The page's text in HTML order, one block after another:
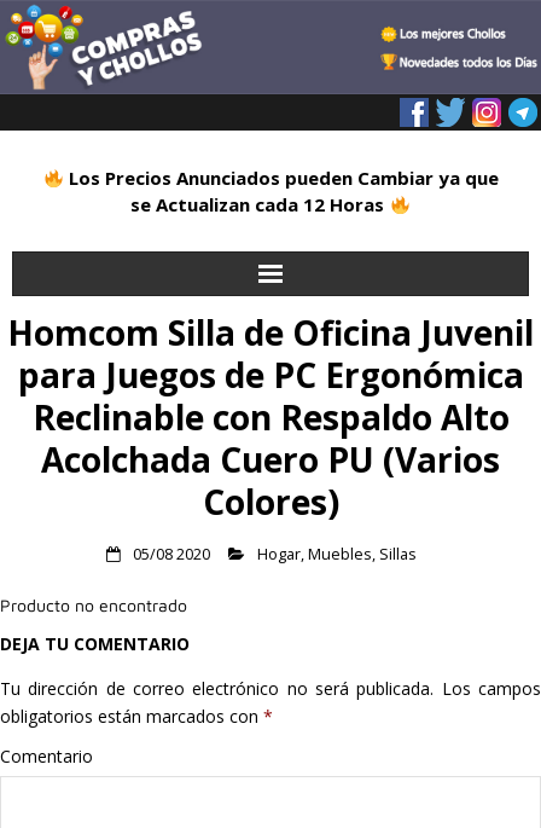
Los Precios Anunciados pueden Cambiar ya que
se Actualizan cada 12 Horas
Inicio
Alimentación
Blog
Listas
Moda
Homcom Silla de Oficina Juvenil
para Juegos de PC Ergonómica
Reclinable con Respaldo Alto
Acolchada Cuero PU (Varios
Colores)
05/08 2020 Hogar,Muebles, Sillas
Producto no encontrado
DEJA TU COMENTARIO
Tu dirección de correo electrónico no será publicada. Los campos
obligatorios están marcados con *
Comentario